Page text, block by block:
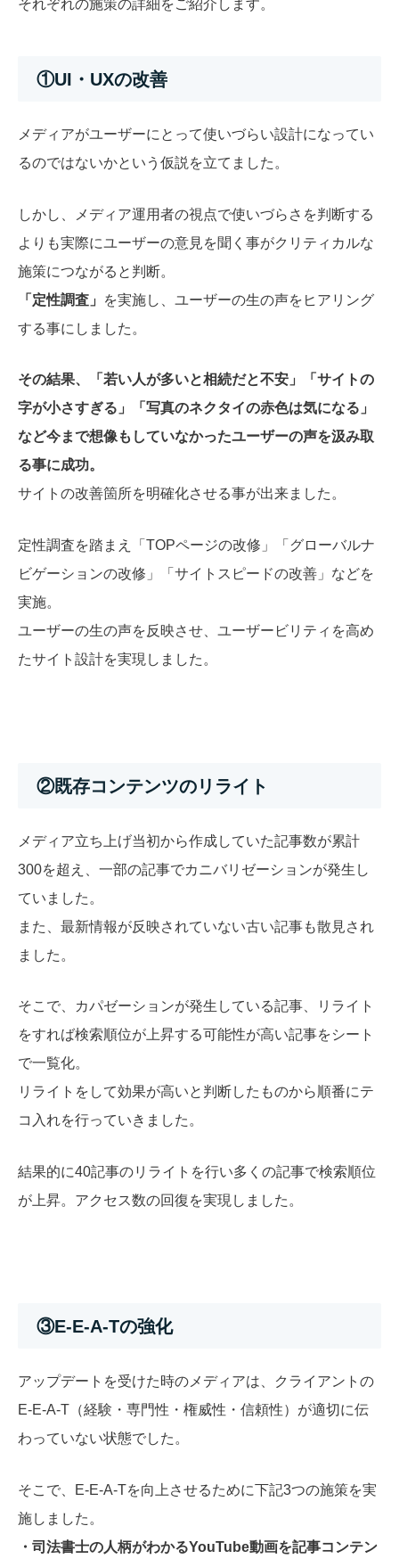
それぞれの施策の詳細をご紹介します。
①UI・UXの改善
メディアがユーザーにとって使いづらい設計になってい
るのではないかという仮説を立てました。
しかし、メディア運用者の視点で使いづらさを判断する
よりも実際にユーザーの意見を聞く事がクリティカルな
施策につながると判断。
「定性調査」
を実施し、ユーザーの生の声をヒアリング
する事にしました。
その結果、「若い人が多いと相続だと不安」「サイトの
字が小さすぎる」「写真のネクタイの赤色は気になる」
など今まで想像もしていなかったユーザーの声を汲み取
る事に成功。
サイトの改善箇所を明確化させる事が出来ました。
定性調査を踏まえ「TOPページの改修」「グローバルナ
ビゲーションの改修」「サイトスピードの改善」などを
実施。
ユーザーの生の声を反映させ、ユーザービリティを高め
たサイト設計を実現しました。
②既存コンテンツのリライト
メディア立ち上げ当初から作成していた記事数が累計
300を超え、一部の記事でカニバリゼーションが発生し
ていました。
また、最新情報が反映されていない古い記事も散見され
ました。
そこで、カパゼーションが発生している記事、リライト
をすれば検索順位が上昇する可能性が高い記事をシート
で一覧化。
リライトをして効果が高いと判断したものから順番にテ
コ入れを行っていきました。
結果的に40記事のリライトを行い多くの記事で検索順位
が上昇。アクセス数の回復を実現しました。
③E-E-A-Tの強化
アップデートを受けた時のメディアは、クライアントの
E-E-A-T（経験・専門性・権威性・信頼性）が適切に伝
わっていない状態でした。
そこで、E-E-A-Tを向上させるために下記3つの施策を実
施しました。
・司法書士の人柄がわかるYouTube動画を記事コンテン